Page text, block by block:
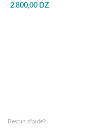
2.800,00 DZ
Besoin d'aide?